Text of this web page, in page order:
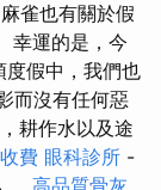
麻雀也有關於假
幸運的是，今
度假中，我們也
而沒有任何惡
耕作水以及途
費 眼科診所 -
高品質骨灰